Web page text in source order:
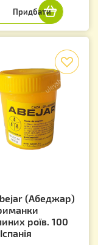
(Абеджар)
роїв. 100